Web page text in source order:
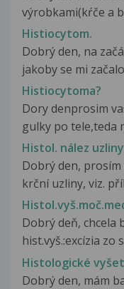
výrobkami(kŕče a
Histiocytom.
Dobrý den, na
jakoby se mi
Histiocytoma?
Dory denprosim
gulky po tele,teda
Histol. nález uzliny
Dobrý den,
krční uzliny, viz.
Dobrý deň, chcela
hist.vyš.:excízia zo
Histologické
Dobrý den, mám